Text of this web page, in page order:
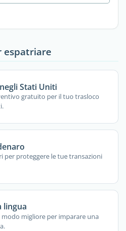
espatriare
Stati Uniti
gratuito per il tuo trasloco
per proteggere le tue transazioni
lingua
modo migliore per imparare una